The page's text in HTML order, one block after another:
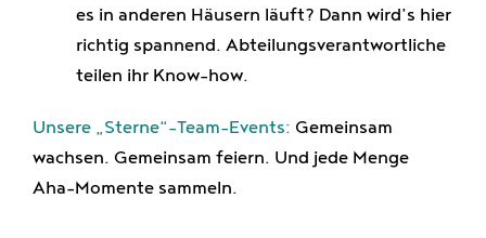
es in anderen Häusern läuft? Dann wird’s hier
richtig spannend. Abteilungsverantwortliche
teilen ihr Know-how.
Unsere „Sterne“-Team-Events: Gemeinsam
wachsen. Gemeinsam feiern. Und jede Menge
Aha-Momente sammeln.